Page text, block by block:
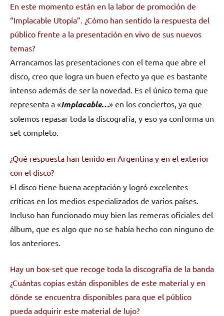
En este momento están en la labor de promoción de
“Implacable Utopía”. ¿Cómo han sentido la respuesta del
público frente a la presentación en vivo de sus nuevos
temas?
Arrancamos las presentaciones con el tema que abre el
disco, creo que logra un buen efecto ya que es bastante
intenso además de ser la novedad. Es el único tema que
representa a «Implacable…» en los conciertos, ya que
solemos repasar toda la discografía, y eso ya conforma un
set completo.
¿Qué respuesta han tenido en Argentina y en el exterior
con el disco?
El disco tiene buena aceptación y logró excelentes
críticas en los medios especializados de varios países.
Incluso han funcionado muy bien las remeras oficiales del
álbum, que es algo que no se había hecho con ninguno de
los anteriores.
Hay un box-set que recoge toda la discografía de la banda
¿Cuántas copias están disponibles de este material y en
dónde se encuentra disponibles para que el público
pueda adquirir este material de lujo?